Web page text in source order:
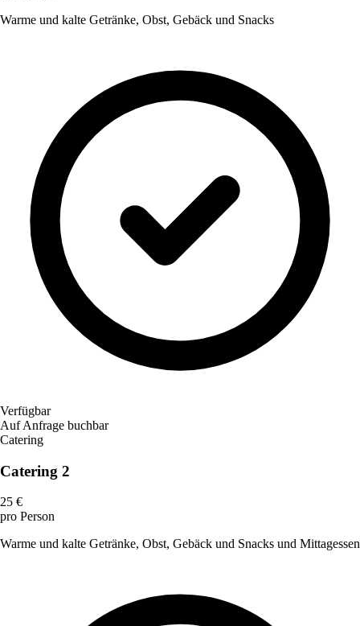
Warme und kalte Getränke, Obst, Gebäck und Snacks
Verfügbar
Auf Anfrage buchbar
Catering
Catering 2
25 €
pro Person
Warme und kalte Getränke, Obst, Gebäck und Snacks und Mittagessen